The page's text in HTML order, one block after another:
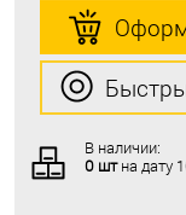
В наличии:
0 штна дату